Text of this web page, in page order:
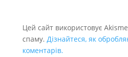
Цей сайт використовує
спаму. Дізнайтеся, як
коментарів.